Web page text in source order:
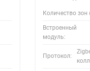
Количество зон
Встроенный
модуль:
Протокол: